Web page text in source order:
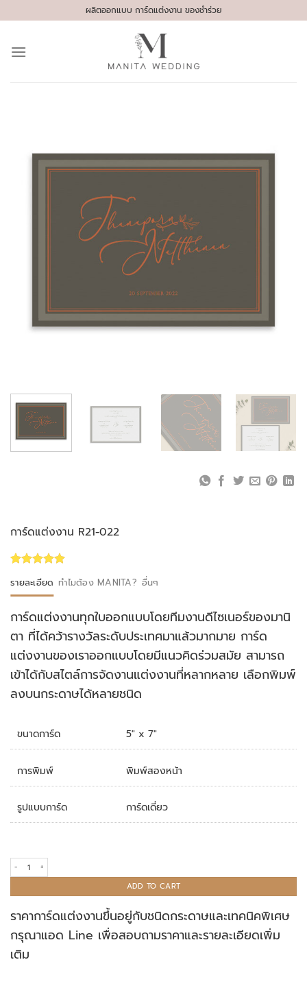
to
ผลิตออกแบบ การ์ดแต่งงาน ของชำร่วย
การ์ดแต่งงาน R21-022
out of 5
based on
rating
รายละเอียด ทำไมต้อง MANITA? อื่นๆ
การ์ดแต่งงานทุกใบออกแบบโดยทีมงานดีไซเนอร์ของมานิ
ตา ที่ได้คว้ารางวัลระดับประเทศมาแล้วมากมาย การ์ด
แต่งงานของเราออกแบบโดยมีแนวคิดร่วมสมัย สามารถ
เข้าได้กับสไตล์การจัดงานแต่งงานที่หลากหลาย เลือกพิมพ์
ลงบนกระดาษได้หลายชนิด
ขนาดการ์ด 5" x 7"
การพิมพ์ พิมพ์สองหน้า
รูปแบบการ์ด การ์ดเดี่ยว
การ์ดแต่งงาน R21-022 quantity
ADD TO CART
ราคาการ์ดแต่งงานขึ้นอยู่กับชนิดกระดาษและเทคนิคพิเศษ
กรุณาแอด Line เพื่อสอบถามราคาและรายละเอียดเพิ่ม
เติม